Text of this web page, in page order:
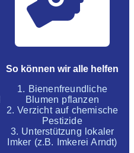
So können wir alle helfen
1. Bienenfreundliche
Blumen pflanzen
2. Verzicht auf chemische
Pestizide
3. Unterstützung lokaler
Imker (z.B. Imkerei Arndt)